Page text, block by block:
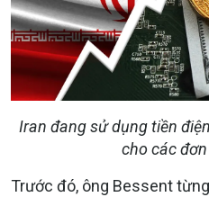
Iran đang sử dụng tiền
cho các
Trước đó, ông Bessent